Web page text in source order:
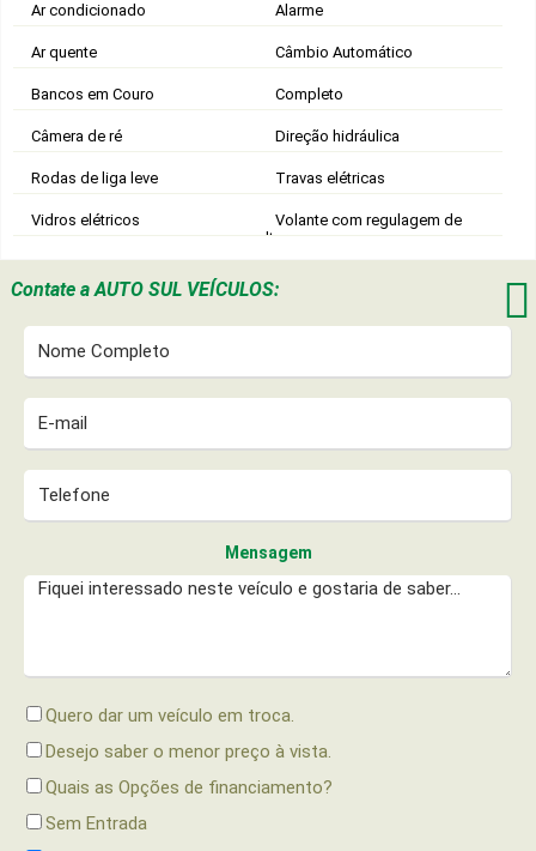
Ar condicionado Alarme
Ar quente Câmbio Automático
Bancos em Couro Completo
Câmera de ré Direção hidráulica
Rodas de liga leve Travas elétricas
Vidros elétricos
Volante com regulagem de
altura
Contate aAUTO SUL VEÍCULOS: 
Mensagem
Quero dar um veículo em troca.
Desejo saber o menor preço à vista.
Quais as Opções de financiamento?
Sem Entrada